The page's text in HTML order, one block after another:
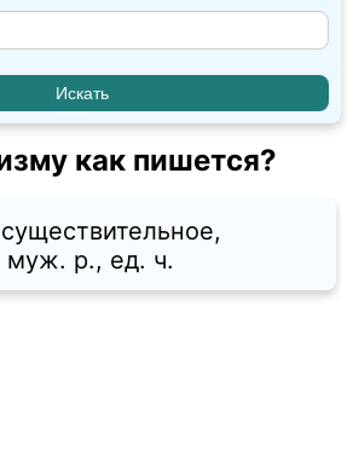
как пишется?
муж. p., ед. ч.